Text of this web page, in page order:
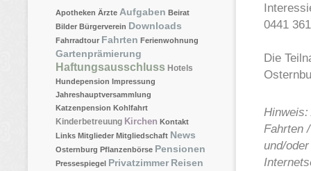
Apotheken Ärzte Aufgaben Beirat
Bilder Bürgerverein Downloads
Fahrradtour Fahrten Ferienwohnung
Gartenprämierung
Haftungsausschluss Hotels
Hundepension Impressung
Jahreshauptversammlung
Katzenpension Kohlfahrt
Kinderbetreuung Kirchen Kontakt
Links Mitglieder Mitgliedschaft News
Osternburg Pflanzenbörse Pensionen
Pressespiegel Privatzimmer Reisen
0441
Die
Hinweis:
Fahrten
und/